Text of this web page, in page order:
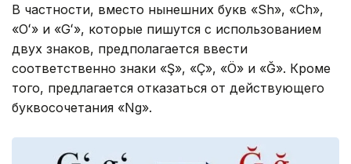
В частности, вместо нынешних букв «Sh», «Ch»,
«Oʻ» и «Gʻ», которые пишутся с использованием
двух знаков, предполагается ввести
соответственно знаки «Ş», «Ç», «Ö» и «Ğ». Кроме
того, предлагается отказаться от действующего
буквосочетания «Ng».